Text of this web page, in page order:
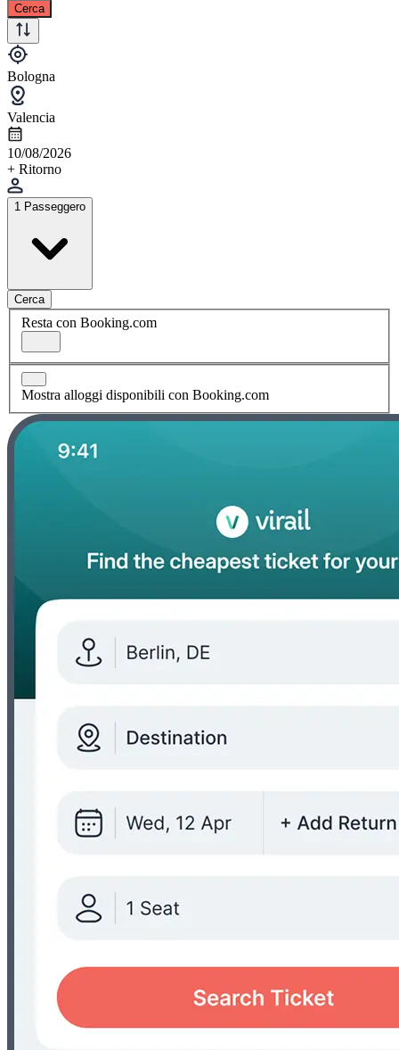
Cerca
Bologna
Valencia
10/08/2026
+ Ritorno
1 Passeggero
Cerca
Resta con Booking.com
Mostra alloggi disponibili con Booking.com